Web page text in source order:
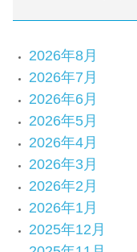
2026年8月
2026年7月
2026年6月
2026年5月
2026年4月
2026年3月
2026年2月
2026年1月
2025年12月